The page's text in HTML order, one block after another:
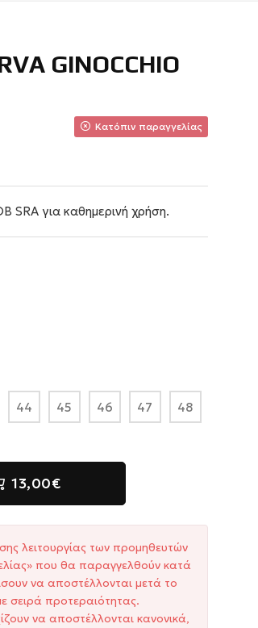
GINOCCHIO
Κατόπιν παραγγελίας
SRA για καθημερινή χρήση.
44 45 46 47 48
13,00€
λειτουργίας των προμηθευτών
που θα παραγγελθούν κατά
να αποστέλλονται μετά το
σειρά προτεραιότητας.
να αποστέλλονται κανονικά,